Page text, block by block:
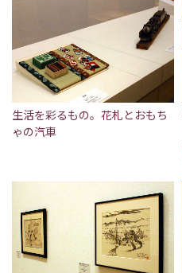
生活を彩るもの。花札とおもち
ゃの汽車